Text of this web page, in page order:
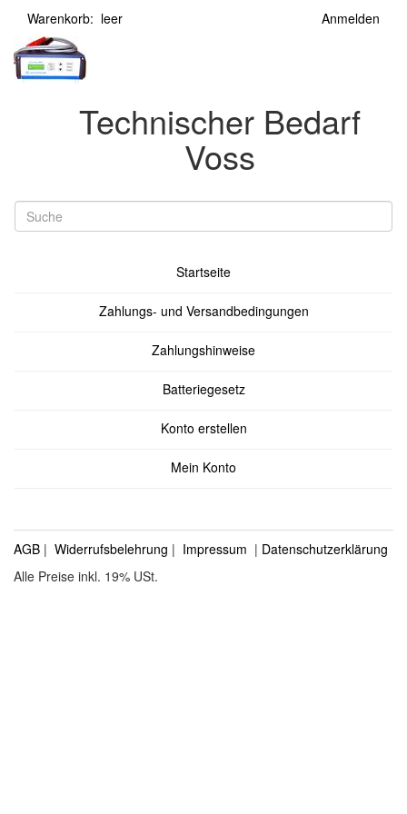
Warenkorb: leer Anmelden
Technischer Bedarf
Voss
Startseite
Zahlungs- und Versandbedingungen
Zahlungshinweise
Batteriegesetz
Konto erstellen
Mein Konto
AGB | Widerrufsbelehrung | Impressum | Datenschutzerklärung
Alle Preise inkl. 19% USt.